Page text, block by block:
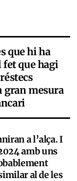
que hi ha
que hagi
mesura
a l’alça. I
amb uns
al de les